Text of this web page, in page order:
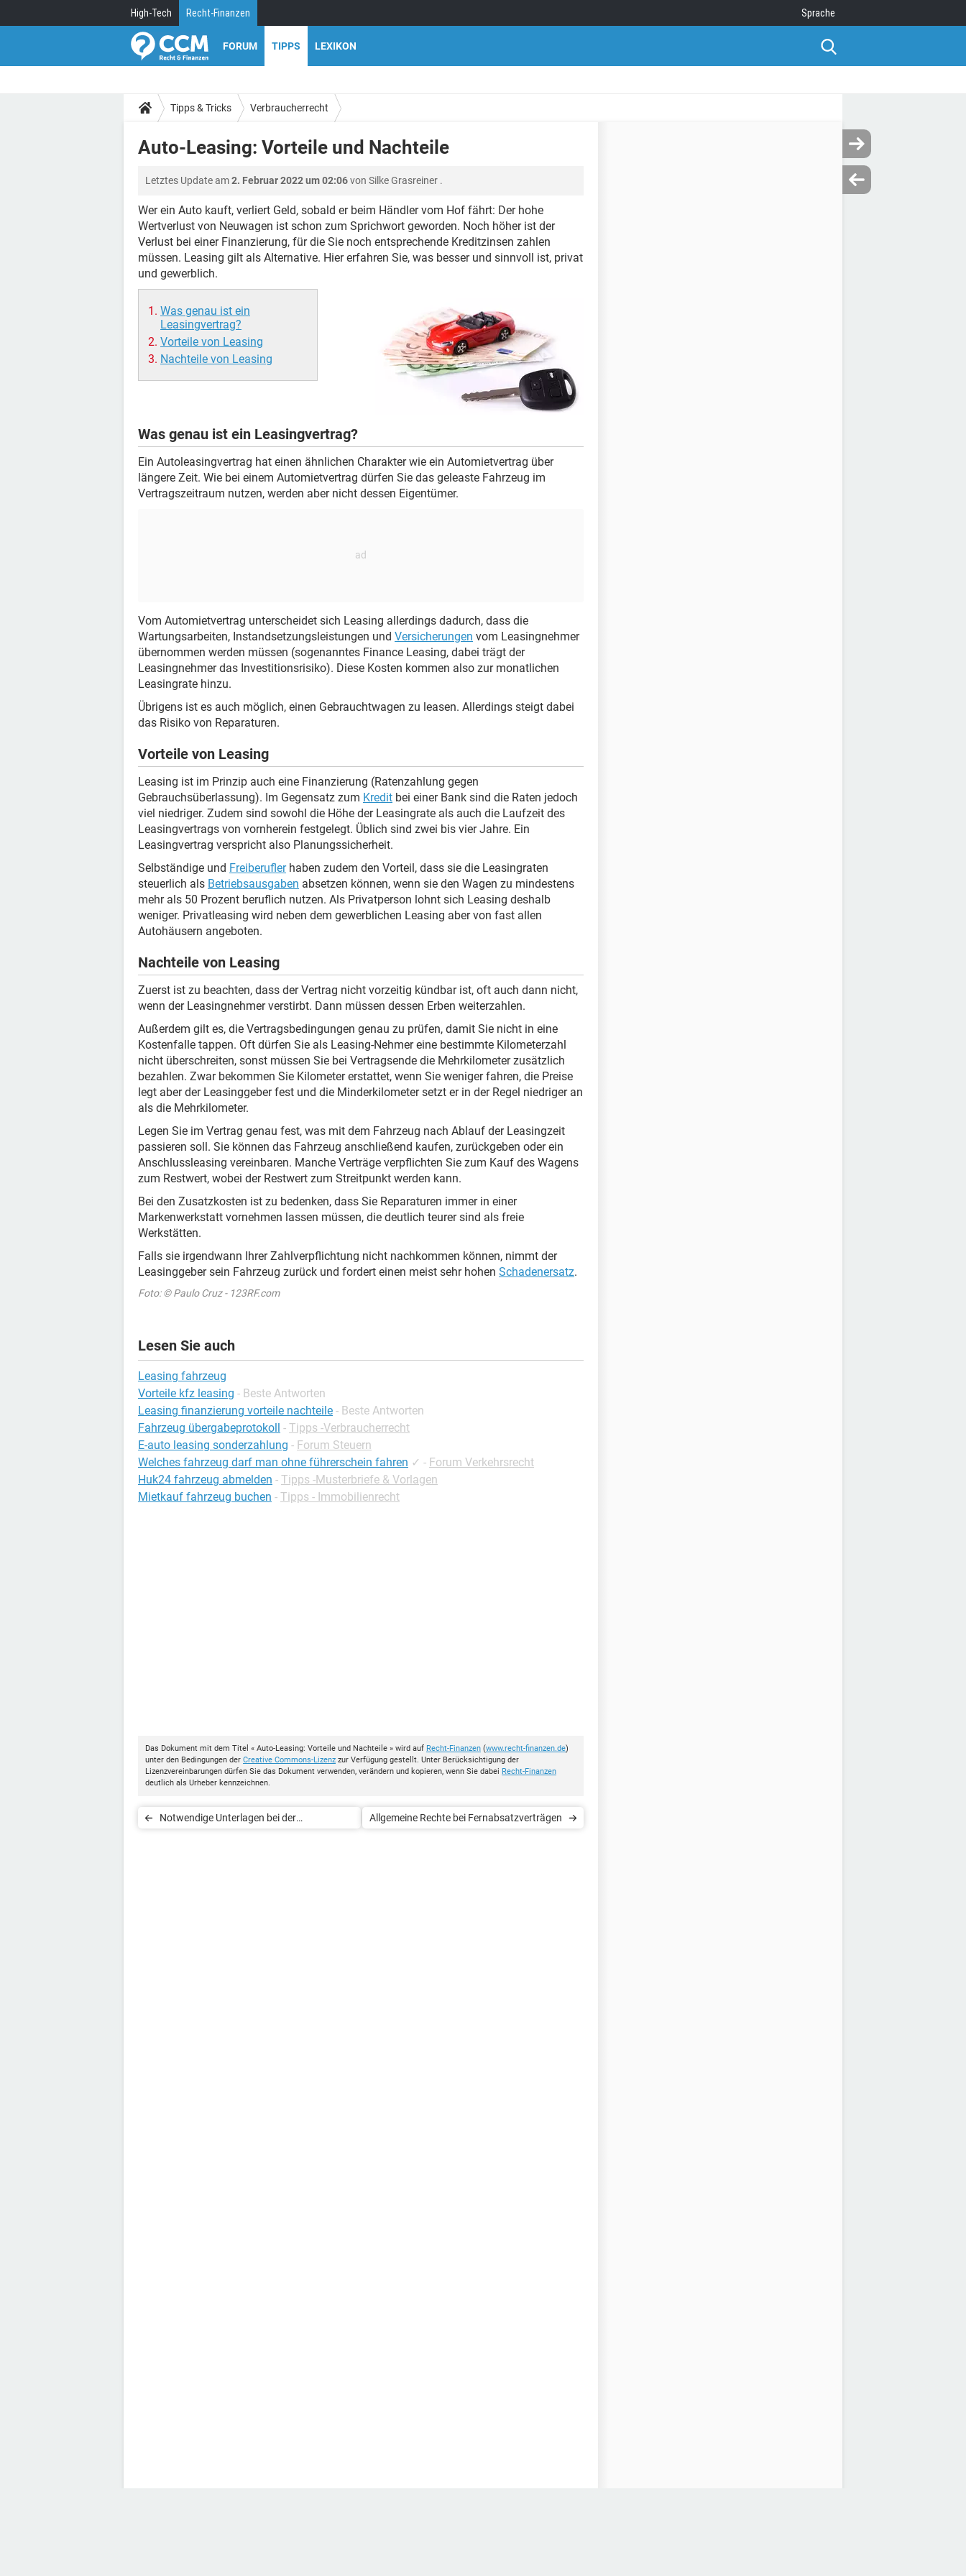
High-Tech Recht-Finanzen Sprache
FORUM TIPPS LEXIKON
Tipps & Tricks Verbraucherrecht
Auto-Leasing: Vorteile und Nachteile
Letztes Update am2. Februar 2022 um 02:06von Silke Grasreiner .
Wer ein Auto kauft, verliert Geld, sobald er beim Händler vom Hof fährt: Der hohe
Wertverlust von Neuwagen ist schon zum Sprichwort geworden. Noch höher ist der
Verlust bei einer Finanzierung, für die Sie noch entsprechende Kreditzinsen zahlen
müssen. Leasing gilt als Alternative. Hier erfahren Sie, was besser und sinnvoll ist, privat
und gewerblich.
Was genau ist ein
Leasingvertrag?
Vorteile von Leasing
Nachteile von Leasing
Was genau ist ein Leasingvertrag?
Ein Autoleasingvertrag hat einen ähnlichen Charakter wie ein Automietvertrag über
längere Zeit. Wie bei einem Automietvertrag dürfen Sie das geleaste Fahrzeug im
Vertragszeitraum nutzen, werden aber nicht dessen Eigentümer.
Vom Automietvertrag unterscheidet sich Leasing allerdings dadurch, dass die
Wartungsarbeiten, Instandsetzungsleistungen und Versicherungen vom Leasingnehmer
übernommen werden müssen (sogenanntes Finance Leasing, dabei trägt der
Leasingnehmer das Investitionsrisiko). Diese Kosten kommen also zur monatlichen
Leasingrate hinzu.
Übrigens ist es auch möglich, einen Gebrauchtwagen zu leasen. Allerdings steigt dabei
das Risiko von Reparaturen.
Vorteile von Leasing
Leasing ist im Prinzip auch eine Finanzierung (Ratenzahlung gegen
Gebrauchsüberlassung). Im Gegensatz zum Kredit bei einer Bank sind die Raten jedoch
viel niedriger. Zudem sind sowohl die Höhe der Leasingrate als auch die Laufzeit des
Leasingvertrags von vornherein festgelegt. Üblich sind zwei bis vier Jahre. Ein
Leasingvertrag verspricht also Planungssicherheit.
Selbständige und Freiberuflerhaben zudem den Vorteil, dass sie die Leasingraten
steuerlich als Betriebsausgaben absetzen können, wenn sie den Wagen zu mindestens
mehr als 50 Prozent beruflich nutzen. Als Privatperson lohnt sich Leasing deshalb
weniger. Privatleasing wird neben dem gewerblichen Leasing aber von fast allen
Autohäusern angeboten.
Nachteile von Leasing
Zuerst ist zu beachten, dass der Vertrag nicht vorzeitig kündbar ist, oft auch dann nicht,
wenn der Leasingnehmer verstirbt. Dann müssen dessen Erben weiterzahlen.
Außerdem gilt es, die Vertragsbedingungen genau zu prüfen, damit Sie nicht in eine
Kostenfalle tappen. Oft dürfen Sie als Leasing-Nehmer eine bestimmte Kilometerzahl
nicht überschreiten, sonst müssen Sie bei Vertragsende die Mehrkilometer zusätzlich
bezahlen. Zwar bekommen Sie Kilometer erstattet, wenn Sie weniger fahren, die Preise
legt aber der Leasinggeber fest und die Minderkilometer setzt er in der Regel niedriger an
als die Mehrkilometer.
Legen Sie im Vertrag genau fest, was mit dem Fahrzeug nach Ablauf der Leasingzeit
passieren soll. Sie können das Fahrzeug anschließend kaufen, zurückgeben oder ein
Anschlussleasing vereinbaren. Manche Verträge verpflichten Sie zum Kauf des Wagens
zum Restwert, wobei der Restwert zum Streitpunkt werden kann.
Bei den Zusatzkosten ist zu bedenken, dass Sie Reparaturen immer in einer
Markenwerkstatt vornehmen lassen müssen, die deutlich teurer sind als freie
Werkstätten.
Falls sie irgendwann Ihrer Zahlverpflichtung nicht nachkommen können, nimmt der
Leasinggeber sein Fahrzeug zurück und fordert einen meist sehr hohen Schadenersatz.
Foto: © Paulo Cruz - 123RF.com
Lesen Sie auch
Leasing fahrzeug
Vorteile kfz leasing - Beste Antworten
Leasing finanzierung vorteile nachteile - Beste Antworten
Fahrzeug übergabeprotokoll - Tipps -Verbraucherrecht
E-auto leasing sonderzahlung - Forum Steuern
Welches fahrzeug darf man ohne führerschein fahren ✓ - Forum Verkehrsrecht
Huk24 fahrzeug abmelden - Tipps -Musterbriefe & Vorlagen
Mietkauf fahrzeug buchen - Tipps - Immobilienrecht
Das Dokument mit dem Titel « Auto-Leasing: Vorteile und Nachteile » wird auf Recht-Finanzen (www.recht-finanzen.de)
unter den Bedingungen der Creative Commons-Lizenz zur Verfügung gestellt. Unter Berücksichtigung der
Lizenzvereinbarungen dürfen Sie das Dokument verwenden, verändern und kopieren, wenn Sie dabei Recht-Finanzen
deutlich als Urheber kennzeichnen.
Notwendige Unterlagen bei der
Allgemeine Rechte bei Fernabsatzverträgen